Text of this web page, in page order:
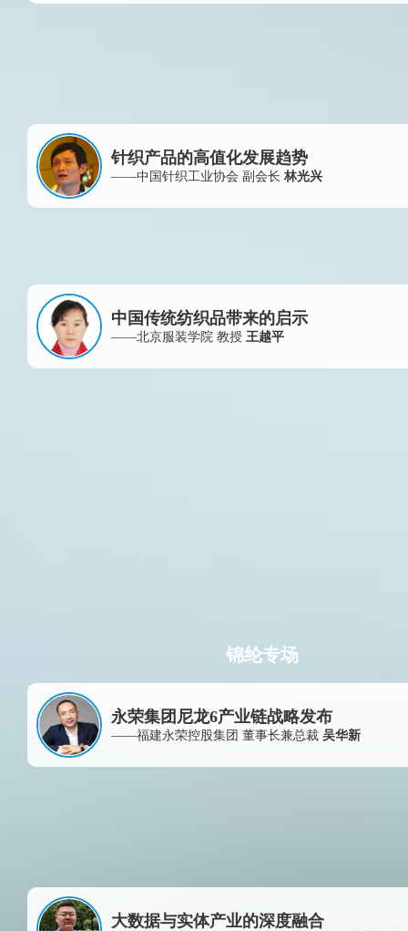
针织产品的高值化发展趋势
——中国针织工业协会 副会长 林光兴
中国传统纺织品带来的启示
——北京服装学院 教授 王越平
锦纶专场
永荣集团尼龙6产业链战略发布
——福建永荣控股集团 董事长兼总裁 吴华新
大数据与实体产业的深度融合